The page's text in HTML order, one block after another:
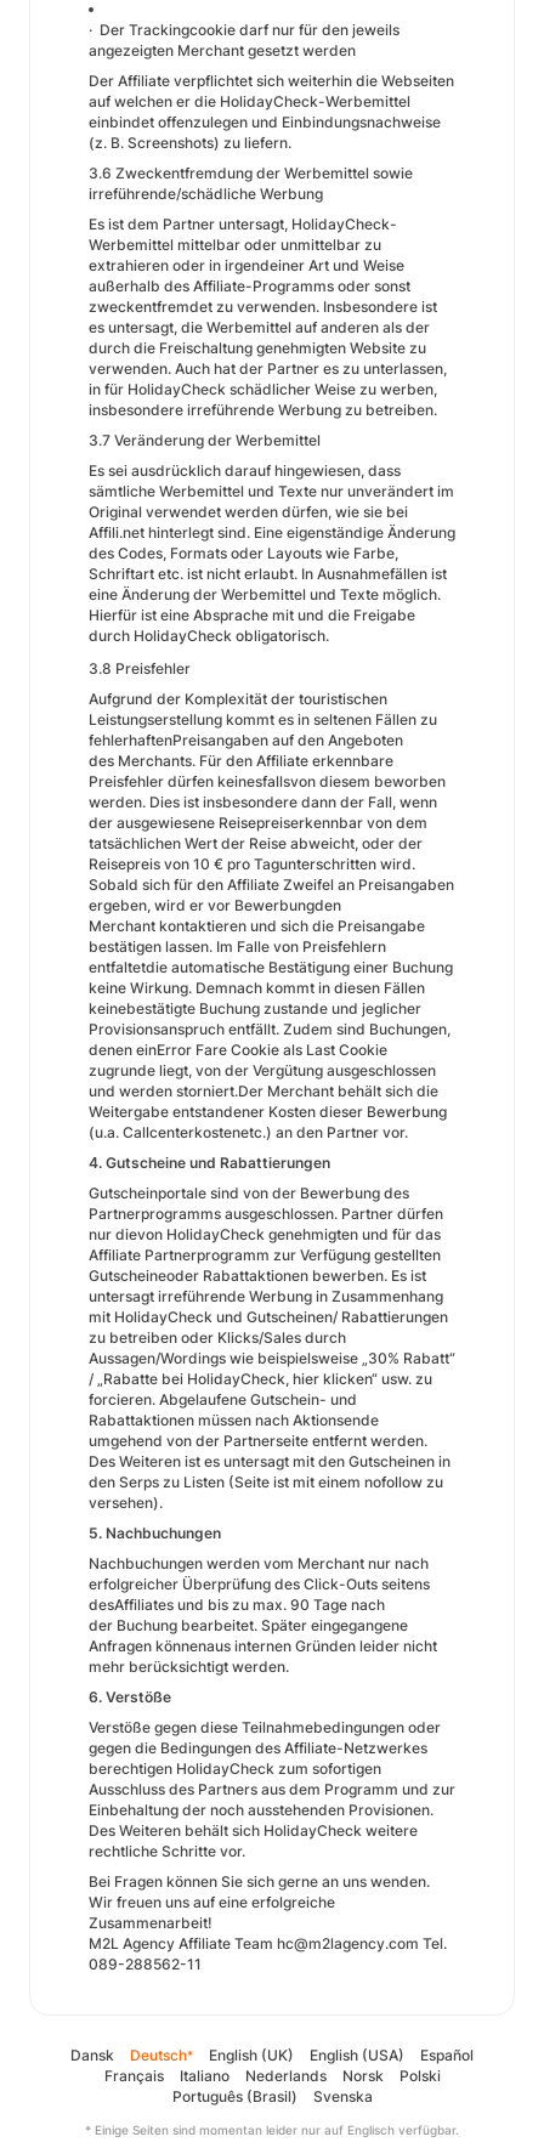
· Der Trackingcookie darf nur für den jeweils
angezeigten Merchant gesetzt werden
Der Affiliate verpflichtet sich weiterhin die Webseiten
auf welchen er die HolidayCheck-Werbemittel
einbindet offenzulegen und Einbindungsnachweise
(z. B. Screenshots) zu liefern.
3.6 Zweckentfremdung der Werbemittel sowie
irreführende/schädliche Werbung
Es ist dem Partner untersagt, HolidayCheck-
Werbemittel mittelbar oder unmittelbar zu
extrahieren oder in irgendeiner Art und Weise
außerhalb des Affiliate-Programms oder sonst
zweckentfremdet zu verwenden. Insbesondere ist
es untersagt, die Werbemittel auf anderen als der
durch die Freischaltung genehmigten Website zu
verwenden. Auch hat der Partner es zu unterlassen,
in für HolidayCheck schädlicher Weise zu werben,
insbesondere irreführende Werbung zu betreiben.
3.7 Veränderung der Werbemittel
Es sei ausdrücklich darauf hingewiesen, dass
sämtliche Werbemittel und Texte nur unverändert im
Original verwendet werden dürfen, wie sie bei
Affili.net hinterlegt sind. Eine eigenständige Änderung
des Codes, Formats oder Layouts wie Farbe,
Schriftart etc. ist nicht erlaubt. In Ausnahmefällen ist
eine Änderung der Werbemittel und Texte möglich.
Hierfür ist eine Absprache mit und die Freigabe
durch HolidayCheck obligatorisch.
3.8 Preisfehler
Aufgrund der Komplexität der touristischen
Leistungserstellung kommt es in seltenen Fällen zu
fehlerhaftenPreisangaben auf den Angeboten
des Merchants. Für den Affiliate erkennbare
Preisfehler dürfen keinesfallsvon diesem beworben
werden. Dies ist insbesondere dann der Fall, wenn
der ausgewiesene Reisepreiserkennbar von dem
tatsächlichen Wert der Reise abweicht, oder der
Reisepreis von 10 € pro Tagunterschritten wird.
Sobald sich für den Affiliate Zweifel an Preisangaben
ergeben, wird er vor Bewerbungden
Merchant kontaktieren und sich die Preisangabe
bestätigen lassen. Im Falle von Preisfehlern
entfaltetdie automatische Bestätigung einer Buchung
keine Wirkung. Demnach kommt in diesen Fällen
keinebestätigte Buchung zustande und jeglicher
Provisionsanspruch entfällt. Zudem sind Buchungen,
denen einError Fare Cookie als Last Cookie
zugrunde liegt, von der Vergütung ausgeschlossen
und werden storniert.Der Merchant behält sich die
Weitergabe entstandener Kosten dieser Bewerbung
(u.a. Callcenterkostenetc.) an den Partner vor.
4. Gutscheine und Rabattierungen
Gutscheinportale sind von der Bewerbung des
Partnerprogramms ausgeschlossen. Partner dürfen
nur dievon HolidayCheck genehmigten und für das
Affiliate Partnerprogramm zur Verfügung gestellten
Gutscheineoder Rabattaktionen bewerben. Es ist
untersagt irreführende Werbung in Zusammenhang
mit HolidayCheck und Gutscheinen/ Rabattierungen
zu betreiben oder Klicks/Sales durch
Aussagen/Wordings wie beispielsweise „30% Rabatt“
/ „Rabatte bei HolidayCheck, hier klicken“ usw. zu
forcieren. Abgelaufene Gutschein- und
Rabattaktionen müssen nach Aktionsende
umgehend von der Partnerseite entfernt werden.
Des Weiteren ist es untersagt mit den Gutscheinen in
den Serps zu Listen (Seite ist mit einem nofollow zu
versehen).
5. Nachbuchungen
Nachbuchungen werden vom Merchant nur nach
erfolgreicher Überprüfung des Click-Outs seitens
desAffiliates und bis zu max. 90 Tage nach
der Buchung bearbeitet. Später eingegangene
Anfragen könnenaus internen Gründen leider nicht
mehr berücksichtigt werden.
6. Verstöße
Verstöße gegen diese Teilnahmebedingungen oder
gegen die Bedingungen des Affiliate-Netzwerkes
berechtigen HolidayCheck zum sofortigen
Ausschluss des Partners aus dem Programm und zur
Einbehaltung der noch ausstehenden Provisionen.
Des Weiteren behält sich HolidayCheck weitere
rechtliche Schritte vor.
Bei Fragen können Sie sich gerne an uns wenden.
Wir freuen uns auf eine erfolgreiche
Zusammenarbeit!
M2L Agency Affiliate Team hc@m2lagency.com Tel.
089-288562-11
Dansk Deutsch* English (UK) English (USA)
Español
Français
Italiano Nederlands Norsk
Polski
Português (Brasil)
Svenska
* Einige Seiten sind momentan leider nur auf Englisch verfügbar.